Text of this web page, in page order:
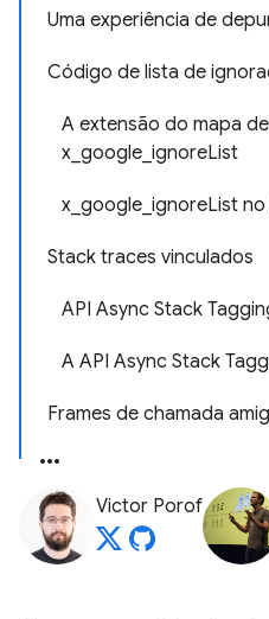
Uma experiência de
Código de lista de
A extensão do mapa
x_google_ignoreList
x_google_ignoreList
Stack traces vinculados
API Async Stack
A API Async Stack
Frames de chamada
Victor Porof